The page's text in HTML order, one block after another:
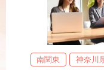
南関東 神奈川